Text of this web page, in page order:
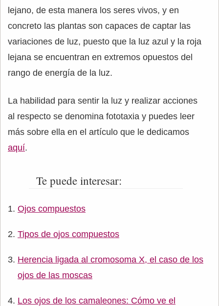
lejano, de esta manera los seres vivos, y en
concreto las plantas son capaces de captar las
variaciones de luz, puesto que la luz azul y la roja
lejana se encuentran en extremos opuestos del
rango de energía de la luz.
La habilidad para sentir la luz y realizar acciones
al respecto se denomina fototaxia y puedes leer
más sobre ella en el artículo que le dedicamos
aquí.
Te puede interesar:
Ojos compuestos
Tipos de ojos compuestos
Herencia ligada al cromosoma X, el caso de los
ojos de las moscas
Los ojos de los camaleones: Cómo ve el